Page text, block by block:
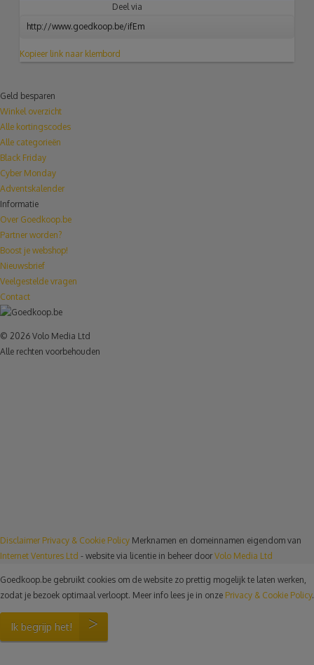
Deel via
Kopieer link naar klembord
Geld besparen
Winkel overzicht
Alle kortingscodes
Alle categorieën
Black Friday
Cyber Monday
Adventskalender
Informatie
Over Goedkoop.be
Partner worden?
Boost je webshop!
Nieuwsbrief
Veelgestelde vragen
Contact
© 2026 Volo Media Ltd
Alle rechten voorbehouden
Disclaimer Privacy & Cookie Policy Merknamen en domeinnamen eigendom van
Internet Ventures Ltd - website via licentie in beheer door Volo Media Ltd
Goedkoop.be gebruikt cookies om de website zo prettig mogelijk te laten werken,
zodat je bezoek optimaal verloopt. Meer info lees je in onze Privacy & Cookie Policy.
Ik begrijp het!